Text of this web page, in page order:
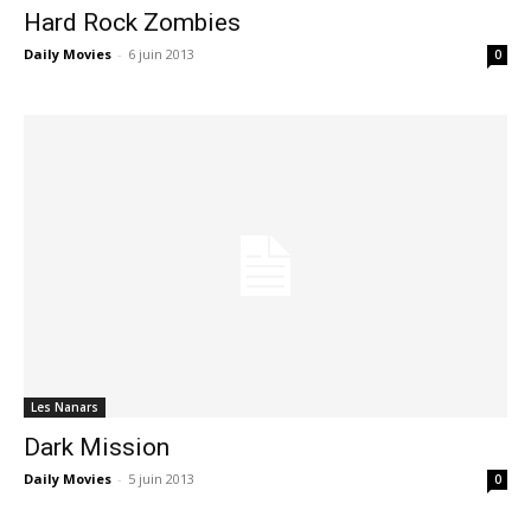
Hard Rock Zombies
Daily Movies - 6 juin 2013 0
Les Nanars
Dark Mission
Daily Movies - 5 juin 2013 0